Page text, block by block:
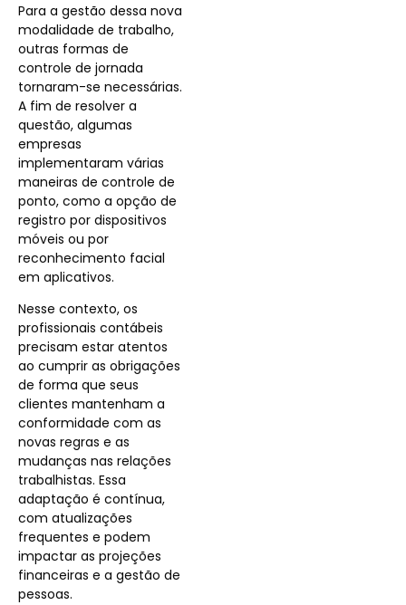
Para a gestão dessa nova
modalidade de trabalho,
outras formas de
controle de jornada
tornaram-se necessárias.
A fim de resolver a
questão, algumas
empresas
implementaram várias
maneiras de controle de
ponto, como a opção de
registro por dispositivos
móveis ou por
reconhecimento facial
em aplicativos.
Nesse contexto, os
profissionais contábeis
precisam estar atentos
ao cumprir as obrigações
de forma que seus
clientes mantenham a
conformidade com as
novas regras e as
mudanças nas relações
trabalhistas. Essa
adaptação é contínua,
com atualizações
frequentes e podem
impactar as projeções
financeiras e a gestão de
pessoas.